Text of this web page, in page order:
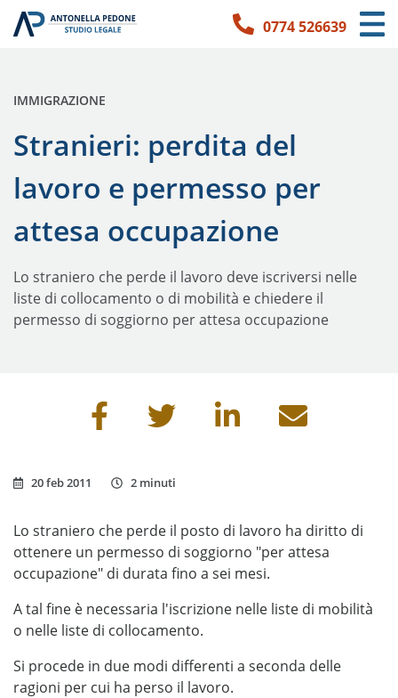
Link per l'accessibilità
Vai ai contenuti principali
Vai ai contatti0774 526639
Stranieri: perdita del
lavoro e permesso per
attesa occupazione
PUBBLICATO IN:
IMMIGRAZIONE
Lo straniero che perde il lavoro deve iscriversi nelle
liste di collocamento o di mobilità e chiedere il
permesso di soggiorno per attesa occupazione
Condividi questa pagina
20 feb 2011 2 minuti
Lo straniero che perde il posto di lavoro ha diritto di
ottenere un permesso di soggiorno "per attesa
occupazione" di durata fino a sei mesi.
A tal fine è necessaria l'iscrizione nelle liste di mobilità
o nelle liste di collocamento.
Si procede in due modi differenti a seconda delle
ragioni per cui ha perso il lavoro.